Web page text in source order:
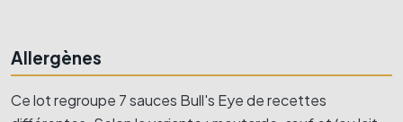
Allergènes
Ce lot regroupe 7 sauces Bull's Eye de recettes